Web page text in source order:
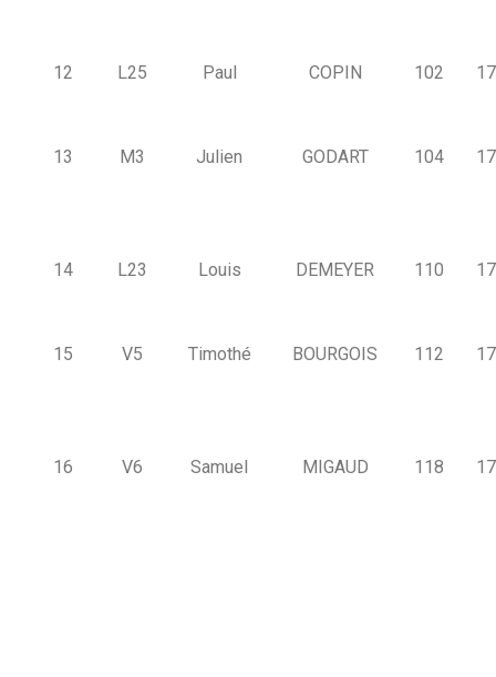
12 L25 Paul COPIN 102 17
13 M3 Julien GODART 104 17
14 L23 Louis DEMEYER 110 17
15 V5 Timothé BOURGOIS 112 17
16 V6 Samuel MIGAUD 118 17